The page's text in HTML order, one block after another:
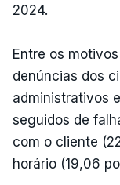
2024.
Entre os
denúncias dos
administrativos
seguidos de
com o cliente
horário (19,06